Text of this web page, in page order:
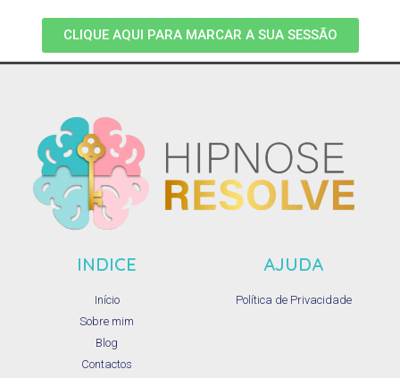
CLIQUE AQUI PARA MARCAR A SUA SESSÃO
INDICE
Início
Sobre mim
Blog
Contactos
AJUDA
Política de Privacidade